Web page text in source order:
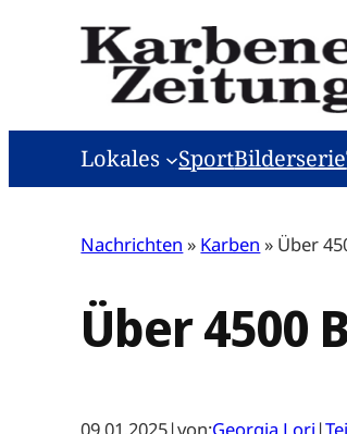
Lokales SportBilderserie
Nachrichten » Karben » Über
Über 4500